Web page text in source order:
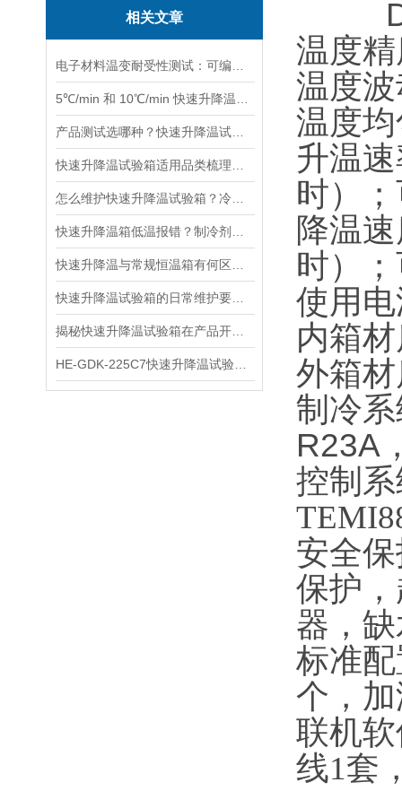
相关文章
D表
温度
温度
温度
升温
时）
降温
时）
使用
内箱
外箱
制冷
R23A
控制
安全
保护
器，
标准
个，
联机
线1套